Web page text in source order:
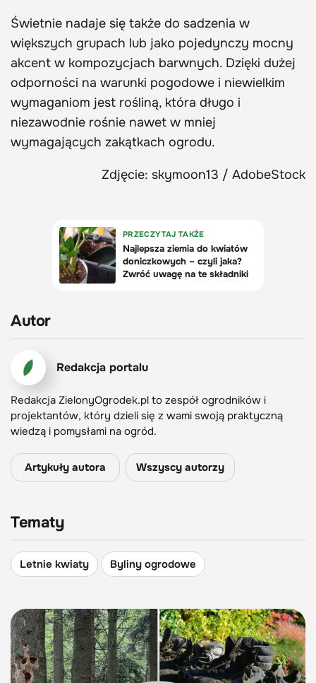
Świetnie nadaje się także do sadzenia w
większych grupach lub jako pojedynczy mocny
akcent w kompozycjach barwnych. Dzięki dużej
odporności na warunki pogodowe i niewielkim
wymaganiom jest rośliną, która długo i
niezawodnie rośnie nawet w mniej
wymagających zakątkach ogrodu.
Zdjęcie: skymoon13 / AdobeStock
Autor
Redakcja portalu
Redakcja ZielonyOgrodek.pl to zespół ogrodników i
projektantów, który dzieli się z wami swoją praktyczną
wiedzą i pomysłami na ogród.
Artykuły autora Wszyscy autorzy
Tematy
Letnie kwiaty Byliny ogrodowe